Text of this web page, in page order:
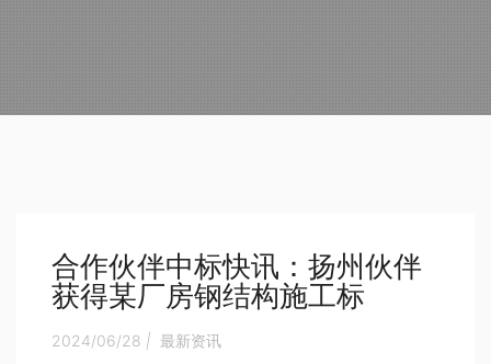
合作伙伴中标快讯：扬州伙伴
获得某厂房钢结构施工标
2024/06/28 | 最新资讯